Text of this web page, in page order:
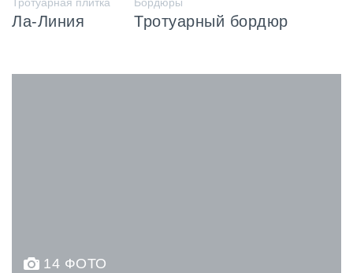
Тротуарная плитка
Ла-Линия
Бордюры
Тротуарный бордюр
14 ФОТО